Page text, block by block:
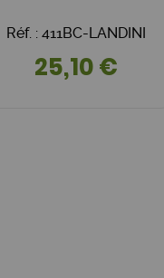
Réf. : 411BC-LANDINI
25,10 €